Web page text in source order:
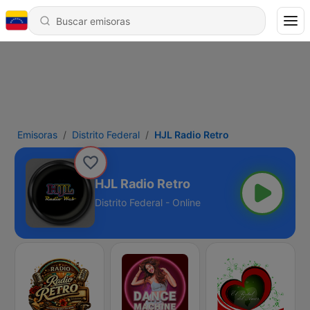
Emisoras Distrito Federal HJL Radio Retro
HJL Radio Retro
Distrito Federal - Online